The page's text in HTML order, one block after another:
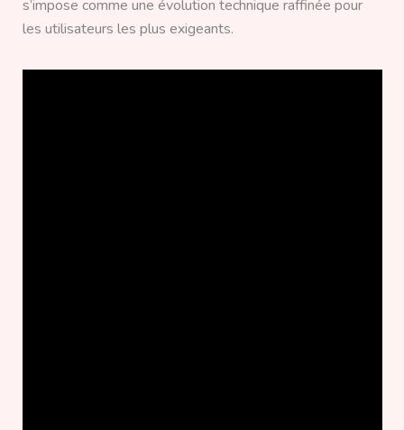
s’impose comme une évolution technique raffinée pour
les utilisateurs les plus exigeants.